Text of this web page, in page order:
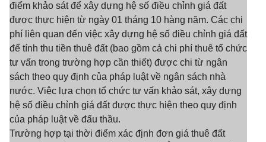
điểm khảo sát để xây dựng hệ số điều chỉnh giá đất
được thực hiện từ ngày 01 tháng 10 hàng năm. Các chi
phí liên quan đến việc xây dựng hệ số điều chỉnh giá đất
để tính thu tiền thuê đất (bao gồm cả chi phí thuê tổ chức
tư vấn trong trường hợp cần thiết) được chi từ ngân
sách theo quy định của pháp luật về ngân sách nhà
nước. Việc lựa chọn tổ chức tư vấn khảo sát, xây dựng
hệ số điều chỉnh giá đất được thực hiện theo quy định
của pháp luật về đấu thầu.
Trường hợp tại thời điểm xác định đơn giá thuê đất